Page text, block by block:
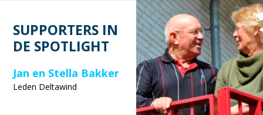
SUPPORTERS IN
DE SPOTLIGHT
Jan en Stella Bakker
Leden Deltawind